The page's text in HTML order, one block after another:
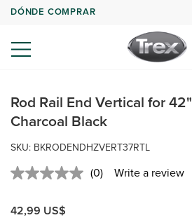
DÓNDE COMPRAR
Rod Rail End Vertical for
Charcoal Black
SKU: BKRODENDHZVERT37RTL
No
(0) Write a review
42,99 US$